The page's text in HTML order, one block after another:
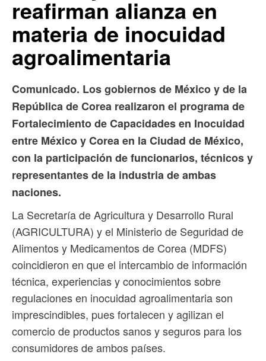
reafirman alianza en
materia de inocuidad
agroalimentaria
Comunicado. Los gobiernos de México y de la
República de Corea realizaron el programa de
Fortalecimiento de Capacidades en Inocuidad
entre México y Corea en la Ciudad de México,
con la participación de funcionarios, técnicos y
representantes de la industria de ambas
naciones.
La Secretaría de Agricultura y Desarrollo Rural
(AGRICULTURA) y el Ministerio de Seguridad de
Alimentos y Medicamentos de Corea (MDFS)
coincidieron en que el intercambio de información
técnica, experiencias y conocimientos sobre
regulaciones en inocuidad agroalimentaria son
imprescindibles, pues fortalecen y agilizan el
comercio de productos sanos y seguros para los
consumidores de ambos países.